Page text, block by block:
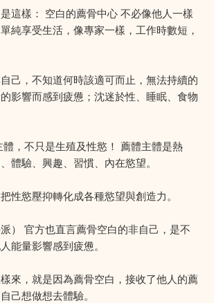
這樣： 空白的薦骨中心 不必像他人一樣
純享受生活，像專家一樣，工作時數短，
己，不知道何時該適可而止，無法持續的
影響而感到疲憊；沈迷於性、睡眠、食物
，不只是生殖及性慾！ 薦體主體是熱
體驗、興趣、習慣、內在慾望。
性慾壓抑轉化成各種慾望與創造力。
派） 官方也直言薦骨空白的非自己，是不
能量影響感到疲憊。
來，就是因為薦骨空白，接收了他人的薦
己想做想去體驗。